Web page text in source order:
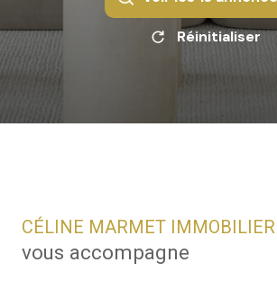
Réinitialiser
CÉLINE MARMET IMMOBILIER
vous accompagne